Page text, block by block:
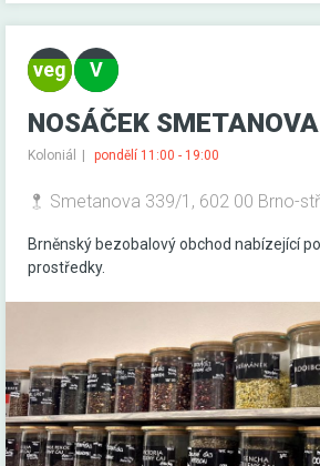
NOSÁČEK SMETANOVA
Koloniál pondělí 11:00 - 19:00
Smetanova 339/1, 602 00 Brno-
Brněnský bezobalový obchod nabízející
prostředky.